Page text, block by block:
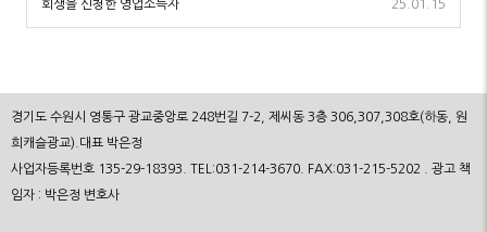
회생을 신청한 영업소득자
25.01.15
경기도 수원시 영통구 광교중앙로 248번길 7-2, 제씨동 3층 306,307,308호(하동, 원
희캐슬광교).대표 박은정
사업자등록번호 135-29-18393. TEL:031-214-3670. FAX:031-215-5202 . 광고 책
임자 : 박은정 변호사